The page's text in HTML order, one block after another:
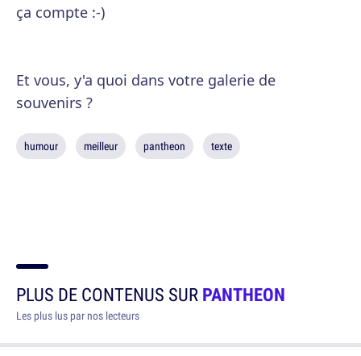
ça compte :-)
Et vous, y'a quoi dans votre galerie de
souvenirs ?
humour meilleur pantheon texte
PLUS DE CONTENUS SURPANTHEON
Les plus lus par nos lecteurs